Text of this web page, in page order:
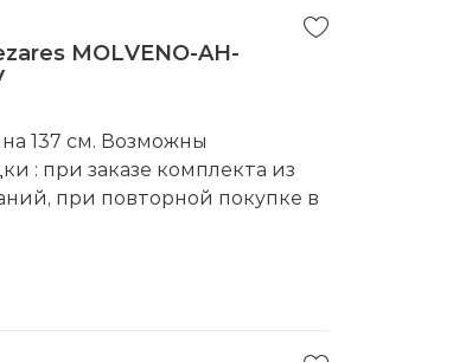
MOLVENO-AH-
137 см. Возможны
: при заказе комплекта из
при повторной покупке в